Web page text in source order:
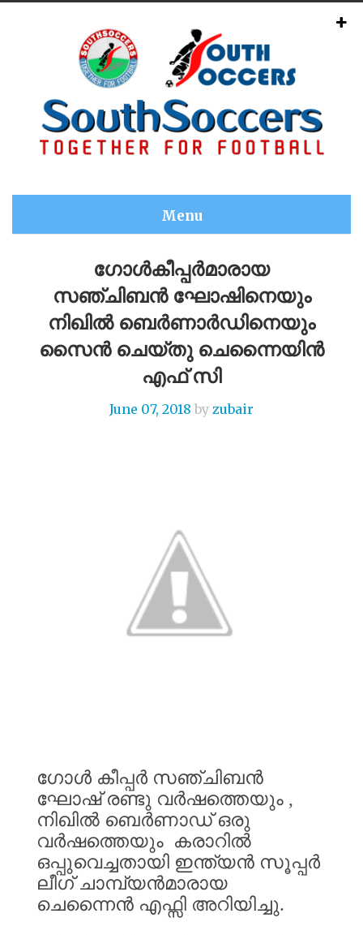
Menu
ഗോൾകീപ്പർമാരായ
സഞ്ചിബൻ ഘോഷിനെയും
നിഖിൽ ബെർണാർഡിനെയും
സൈൻ ചെയ്തു ചെന്നൈയിൻ
എഫ് സി
June 07, 2018 by zubair
ഗോൾ കീപ്പർ സഞ്ചിബൻ
ഘോഷ് രണ്ടു വർഷത്തെയും ,
നിഖിൽ ബെർണാഡ് ഒരു
വർഷത്തെയും കരാറിൽ
ഒപ്പുവെച്ചതായി ഇന്ത്യൻ സൂപ്പർ
ലീഗ് ചാമ്പ്യൻമാരായ
ചെന്നൈൻ എഫ്സി അറിയിച്ചു.